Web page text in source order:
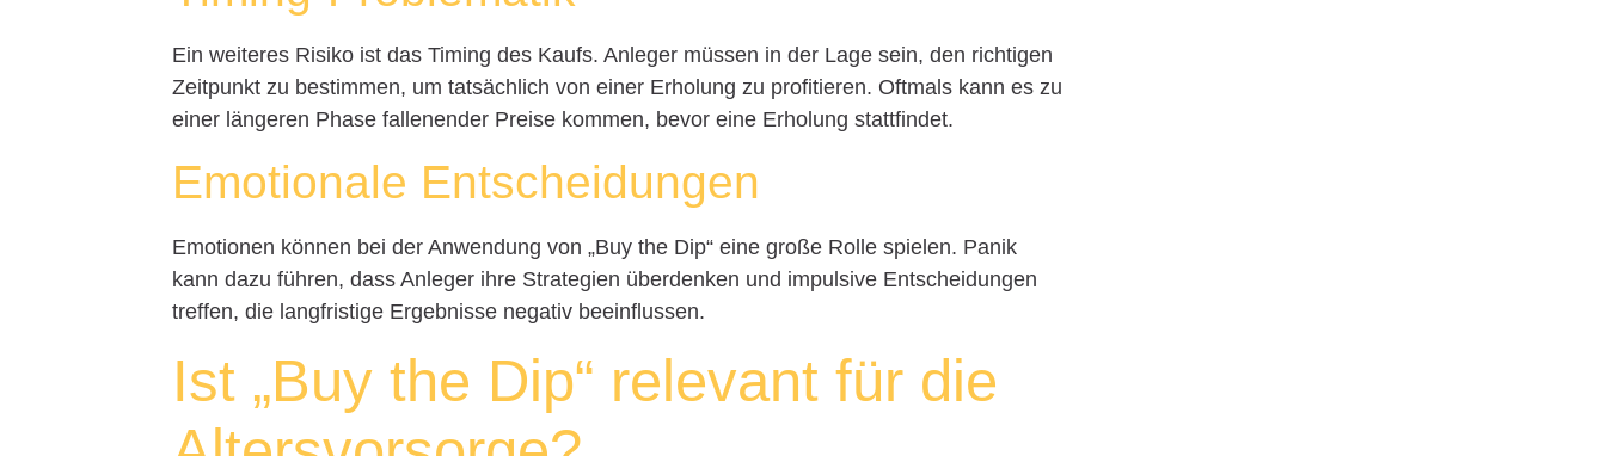
Ein weiteres Risiko ist das Timing des Kaufs. Anleger müssen in der Lage sein, den richtigen
Zeitpunkt zu bestimmen, um tatsächlich von einer Erholung zu profitieren. Oftmals kann es zu
einer längeren Phase fallenender Preise kommen, bevor eine Erholung stattfindet.
Emotionale Entscheidungen
Emotionen können bei der Anwendung von „Buy the Dip“ eine große Rolle spielen. Panik
kann dazu führen, dass Anleger ihre Strategien überdenken und impulsive Entscheidungen
treffen, die langfristige Ergebnisse negativ beeinflussen.
Ist „Buy the Dip“ relevant für die